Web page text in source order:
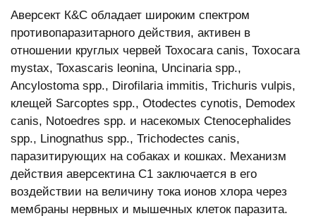
Аверсект К&С обладает широким спектром
противопаразитарного действия, активен в
отношении круглых червей Toxocara canis, Toxocara
mystax, Toxascaris leonina, Uncinaria spp.,
Ancylostoma spp., Dirofilaria immitis, Trichuris vulpis,
клещей Sarcoptes spp., Otodectes cynotis, Demodex
canis, Notoedres spp. и насекомых Ctenocephalides
spp., Linognathus spp., Trichodectes canis,
паразитирующих на собаках и кошках. Механизм
действия аверсектина С1 заключается в его
воздействии на величину тока ионов хлора через
мембраны нервных и мышечных клеток паразита.